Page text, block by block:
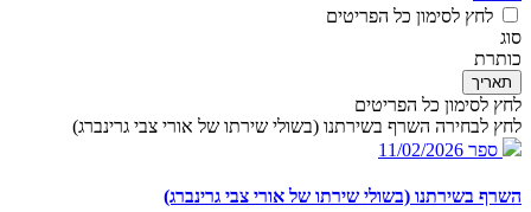
לחץ לסימון כל הפריטים
סוג
כותרת
תאריך
לחץ לסימון כל הפריטים
לחץ לבחירה השרף בשירתנו (בשולי שירתו של אורי צבי גרינברג)
ספר 11/02/2026
השרף בשירתנו (בשולי שירתו של אורי צבי גרינברג)